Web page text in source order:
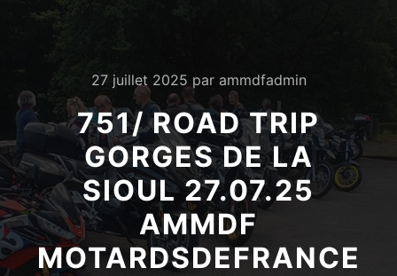
27 juillet 2025 par ammdfadmin
751/ ROAD TRIP
GORGES DE LA
SIOUL 27.07.25
AMMDF
MOTARDSDEFRANCE